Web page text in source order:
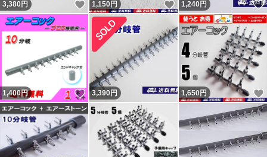
3,380円 いいね！
1,150円 いいね！
1,240円
1,400円 いいね！
3,390円 1,650円